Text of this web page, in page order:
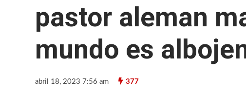
pastor aleman
mundo es
abril 18, 2023 7:56 am 377